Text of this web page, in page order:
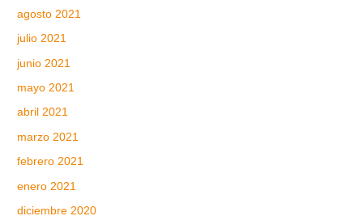
agosto 2021
julio 2021
junio 2021
mayo 2021
abril 2021
marzo 2021
febrero 2021
enero 2021
diciembre 2020